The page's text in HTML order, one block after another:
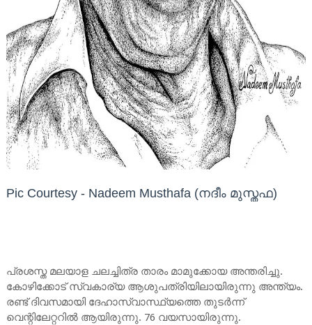
Pic Courtesy - Nadeem Musthafa (നദീം മുസ്തഫ)
പ്രശസ്ത മലയാള ചലച്ചിത്ര താരം മാമുക്കോയ അന്തരിച്ചു.
കോഴിക്കോട് സ്വകാര്യ ആശുപത്രിയിലായിരുന്നു അന്ത്യം.
രണ്ട് ദിവസമായി ദേഹാസ്വാസ്ഥ്യത്തെ തുടർന്ന്
വെന്റിലേറ്ററിൽ ആയിരുന്നു. 76 വയസായിരുന്നു.